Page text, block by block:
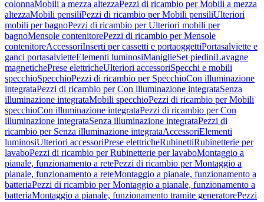
colonnaMobili a mezza altezzaPezzi di ricambio per Mobili a mezza
altezzaMobili pensiliPezzi di ricambio per Mobili pensiliUlteriori
mobili per bagnoPezzi di ricambio per Ulteriori mobili per
bagnoMensole contenitorePezzi di ricambio per Mensole
contenitoreAccessoriInserti per cassetti e portaoggettiPortasalviette e
ganci portasalvietteElementi luminosiManiglieSet piediniLavagne
magnetichePrese elettricheUlteriori accessoriSpecchi e mobili
specchioSpecchioPezzi di ricambio per SpecchioCon illuminazione
integrataPezzi di ricambio per Con illuminazione integrataSenza
illuminazione integrataMobili specchioPezzi di ricambio per Mobili
specchioCon illuminazione integrataPezzi di ricambio per Con
illuminazione integrataSenza illuminazione integrataPezzi di
ricambio per Senza illuminazione integrataAccessoriElementi
luminosiUlteriori accessoriPrese elettricheRubinettiRubinetterie per
lavaboPezzi di ricambio per Rubinetterie per lavaboMontaggio a
pianale, funzionamento a retePezzi di ricambio per Montaggio a
pianale, funzionamento a reteMontaggio a pianale, funzionamento a
batteriaPezzi di ricambio per Montaggio a pianale, funzionamento a
batteriaMontaggio a pianale, funzionamento tramite generatorePezzi